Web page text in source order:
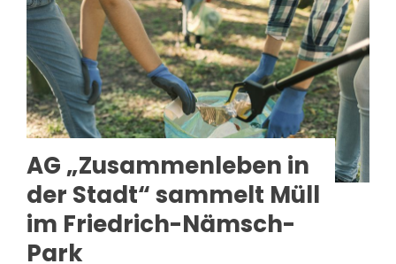
AG „Zusammenleben in
der Stadt“ sammelt Müll
im Friedrich-Nämsch-
Park